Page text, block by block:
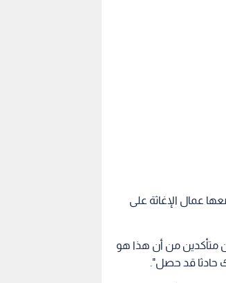
عمال الإغاثة على
متأكدين من أن هذا هو
حادثا قد حصل".